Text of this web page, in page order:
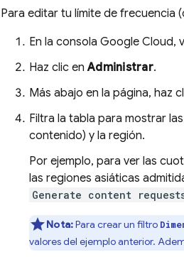
Para editar tu límite de frecuencia
En la consola Google Cloud,
Haz clic enAdministrar.
Más abajo en la página, haz
Filtra la tabla para mostrar
contenido) y la región.
Por ejemplo, para ver las
las regiones asiáticas
Generate content
Nota:Para crear un filtro
valores del ejemplo anterior.